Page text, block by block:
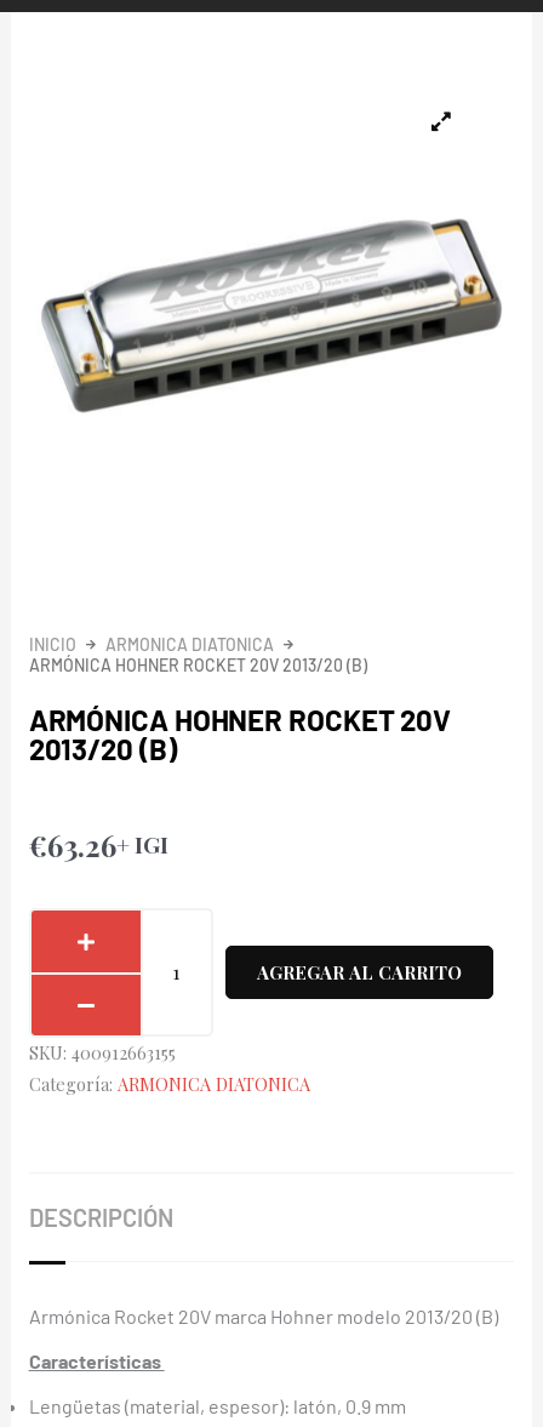
INICIO
ARMONICA DIATONICA
ARMÓNICA HOHNER ROCKET 20V 2013/20 (B)
ARMÓNICA HOHNER ROCKET 20V
2013/20 (B)
€63.26+ IGI
2013/20
(B)
AGREGAR AL CARRITO
SKU: 400912663155
Categoría: ARMONICA DIATONICA
DESCRIPCIÓN
Armónica Rocket 20V marca Hohner modelo 2013/20 (B)
Características
Lengüetas (material, espesor): latón, 0.9 mm